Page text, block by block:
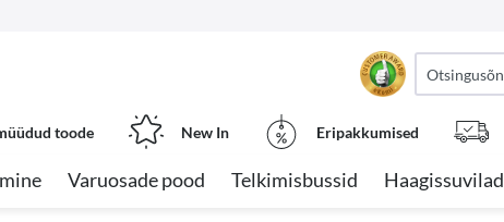
toode New In Eripakkumised
Varuosade pood Telkimisbussid Haagissuvilad